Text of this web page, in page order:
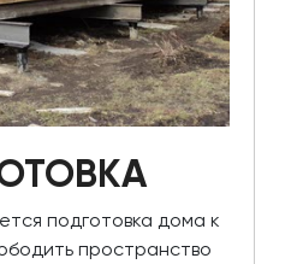
подготовка дома к
пространство